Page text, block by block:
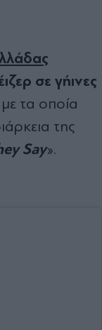
σε γήινες
τα οποία
της
Say».